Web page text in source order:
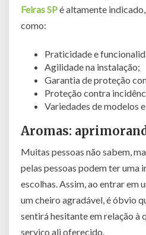
Feiras SPé altamente
como:
Praticidade e
Agilidade na instalação;
Garantia de proteção
Proteção contra
Variedades de modelos
Aromas:
Muitas pessoas não sabem,
pelas pessoas podem ter uma
escolhas. Assim, ao entrar em
um cheiro agradável, é óbvio
sentirá hesitante em relação à
serviço ali oferecido.